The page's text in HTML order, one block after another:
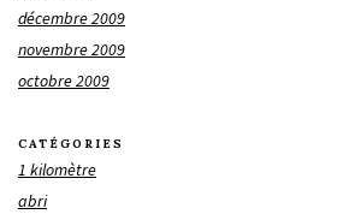
décembre 2009
novembre 2009
octobre 2009
CATÉGORIES
1 kilomètre
abri